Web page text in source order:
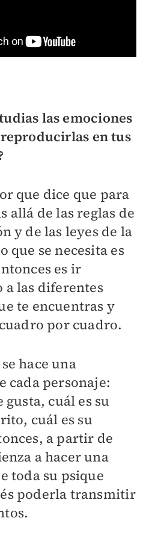
las emociones
en tus
que dice que para
allá de las reglas de
y de las leyes de la
que se necesita es
es ir
a las diferentes
te encuentras y
por cuadro.
hace una
cada personaje:
gusta, cuál es su
cuál es su
a partir de
a hacer una
toda su psique
poderla transmitir